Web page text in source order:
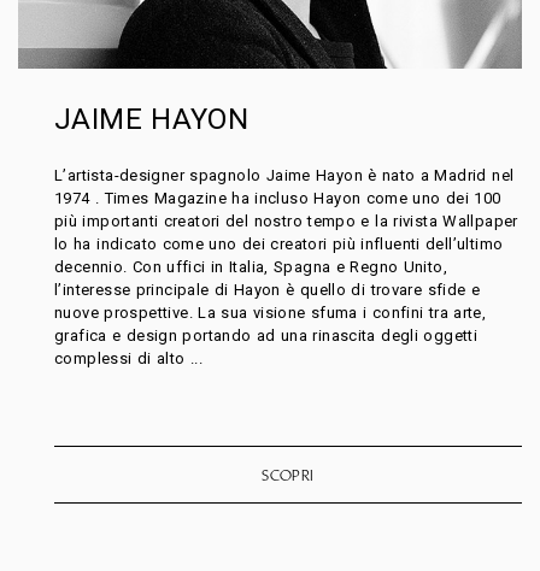
JAIME HAYON
L’artista-designer spagnolo Jaime Hayon è nato a Madrid nel
1974 . Times Magazine ha incluso Hayon come uno dei 100
più importanti creatori del nostro tempo e la rivista Wallpaper
lo ha indicato come uno dei creatori più influenti dell’ultimo
decennio. Con uffici in Italia, Spagna e Regno Unito,
l’interesse principale di Hayon è quello di trovare sfide e
nuove prospettive. La sua visione sfuma i confini tra arte,
grafica e design portando ad una rinascita degli oggetti
complessi di alto ...
SCOPRI